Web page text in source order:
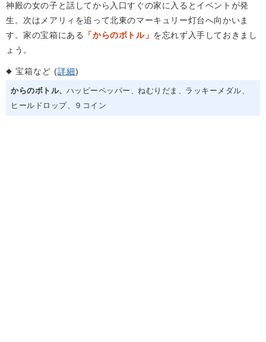
神殿の女の子と話してから入口すぐの家に入るとイベントが発
生。次はメアリィを追って北東のマーキュリー灯台へ向かいま
す。家の宝箱にある
「からのボトル」 を忘れず入手しておきまし
ょう。
宝箱など (詳細)
からのボトル ハッピーペッパー ねむりだま
ラッキーメダル
ヒールドロップ
９コイン